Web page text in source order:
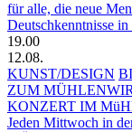
für alle, die neue
Deutschkenntnisse
19.00
12.08.
KUNST/DESIGN
ZUM
KONZERT IM
Jeden Mittwoch in